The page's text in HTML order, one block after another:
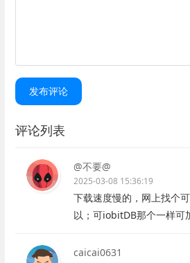
发布评论
评论列表
@不要@
2025-03-08 15:36:19
下载速度慢的，网上找个
以；可iobitDB那个一样可
caicai0631